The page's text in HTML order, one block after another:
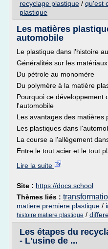
recyclage plastique / qu'est
plastique
Les matières
automobile
Le plastique dans l'histoire
Généralités sur les
Du pétrole au monomère
Du polymère à la matière
Pourquoi ce développement
l'automobile
Les avantages des matières
Les plastiques dans
La course a l'allègement
Entre le tout acier et le tout
Lire la suite
Site : https://docs.school
Thèmes liés :
matiere premiere plastique /
histoire matiere plastique /
Les étapes du
- L'usine de ...